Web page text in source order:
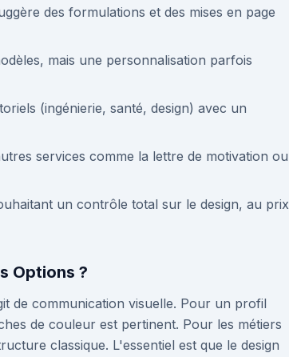
des formulations et des mises en page
mais une personnalisation parfois
(ingénierie, santé, design) avec un
services comme la lettre de motivation ou
un contrôle total sur le design, au prix
Options ?
de communication visuelle. Pour un profil
de couleur est pertinent. Pour les métiers
classique. L'essentiel est que le design